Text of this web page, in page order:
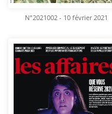
N°2021002 - 10 février 2021